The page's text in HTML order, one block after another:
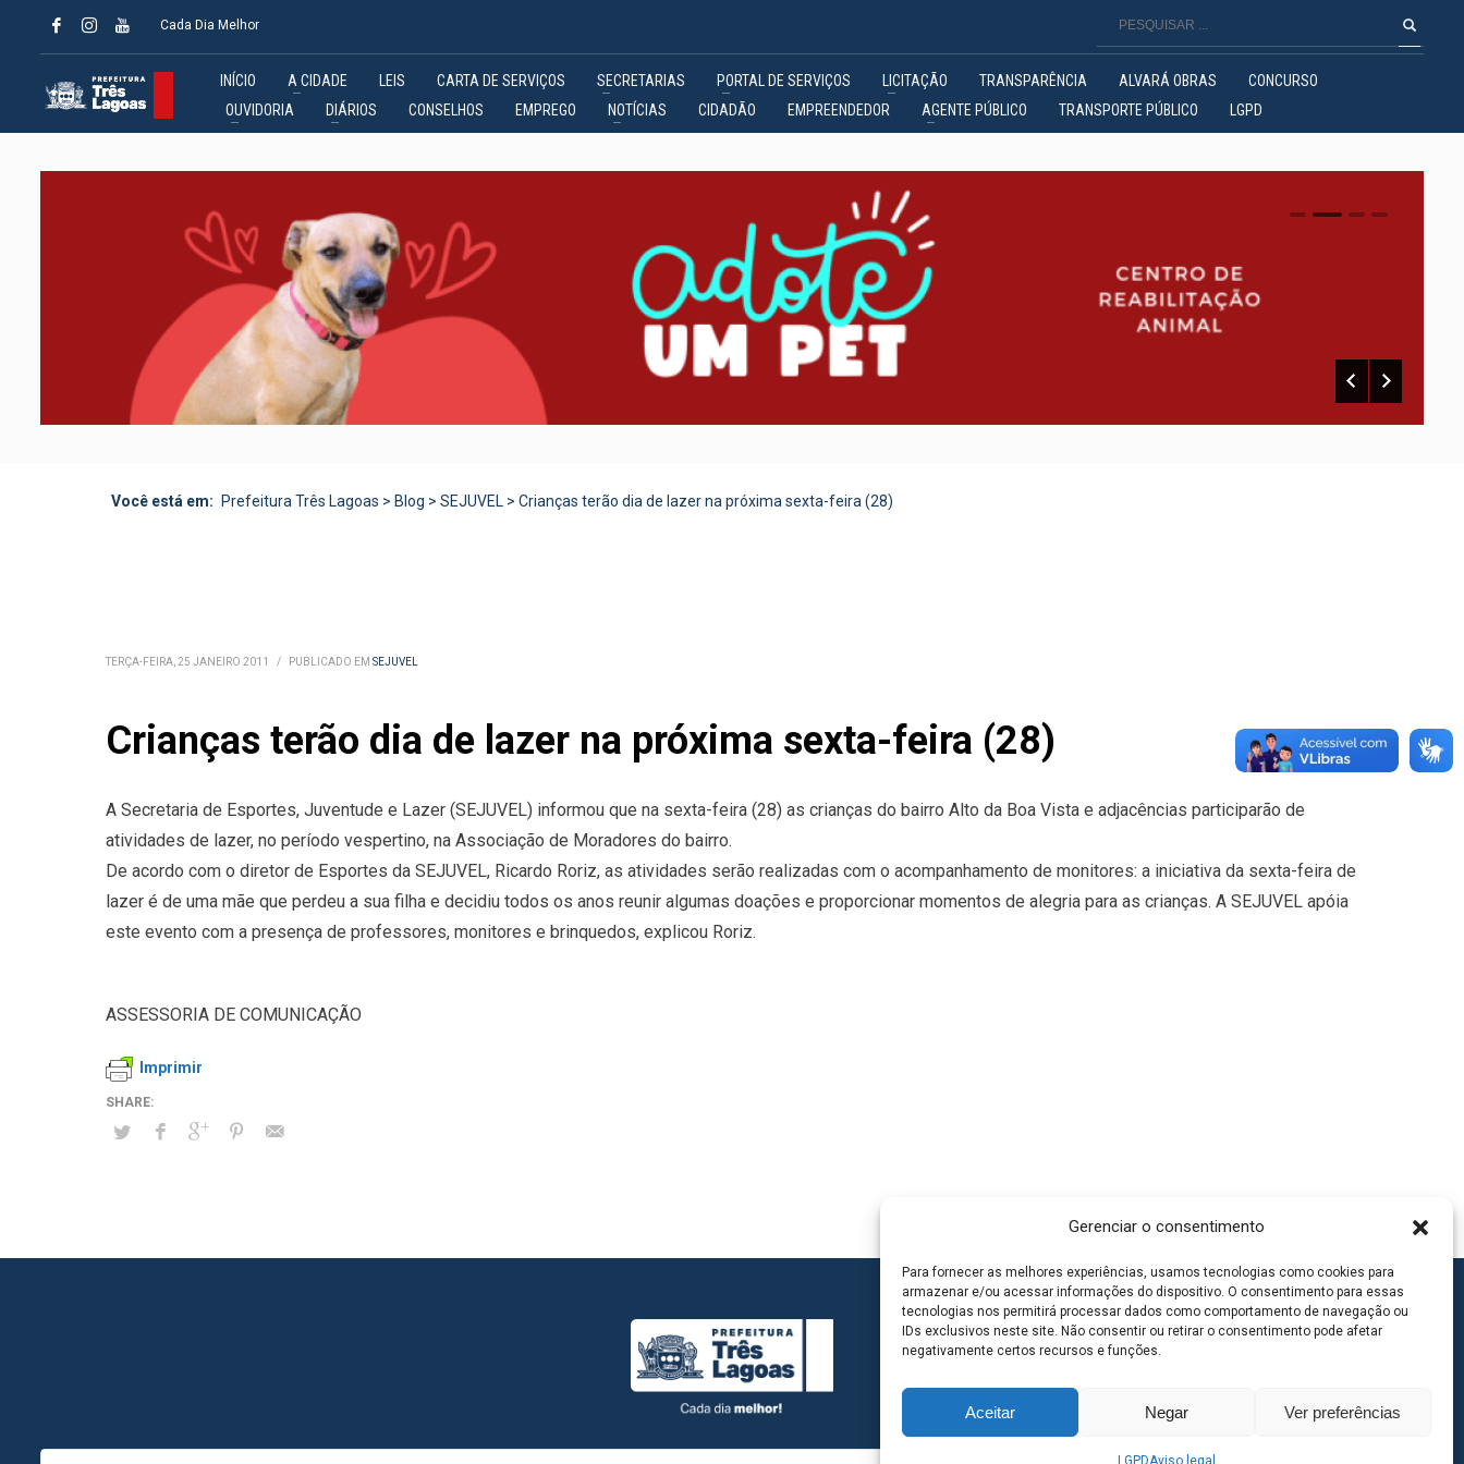
Gerenciar o consentimento
Para fornecer as melhores experiências, usamos tecnologias como cookies para
armazenar e/ou acessar informações do dispositivo. O consentimento para essas
tecnologias nos permitirá processar dados como comportamento de navegação ou
IDs exclusivos neste site. Não consentir ou retirar o consentimento pode afetar
negativamente certos recursos e funções.
Aceitar Negar Ver preferências
LGPDAviso legal
Cada Dia Melhor
INÍCIO A CIDADE LEIS CARTA DE SERVIÇOS SECRETARIAS PORTAL DE SERVIÇOS LICITAÇÃO TRANSPARÊNCIA ALVARÁ OBRAS
CONCURSO
OUVIDORIA
DIÁRIOS CONSELHOS EMPREGO NOTÍCIAS CIDADÃO EMPREENDEDOR AGENTE PÚBLICO TRANSPORTE PÚBLICO LGPD
0 1 2
Você está em: Prefeitura Três Lagoas > Blog > SEJUVEL > Crianças terão dia de lazer na próxima sexta-feira (28)
TERÇA-FEIRA, 25 JANEIRO 2011 / PUBLICADO EM SEJUVEL
Crianças terão dia de lazer na próxima sexta-feira (28)
A Secretaria de Esportes, Juventude e Lazer (SEJUVEL) informou que na sexta-feira (28) as crianças do bairro Alto da Boa Vista e adjacências participarão de
atividades de lazer, no período vespertino, na Associação de Moradores do bairro.
De acordo com o diretor de Esportes da SEJUVEL, Ricardo Roriz, as atividades serão realizadas com o acompanhamento de monitores: a iniciativa da sexta-feira de
lazer é de uma mãe que perdeu a sua filha e decidiu todos os anos reunir algumas doações e proporcionar momentos de alegria para as crianças. A SEJUVEL apóia
este evento com a presença de professores, monitores e brinquedos, explicou Roriz.
ASSESSORIA DE COMUNICAÇÃO
Imprimir